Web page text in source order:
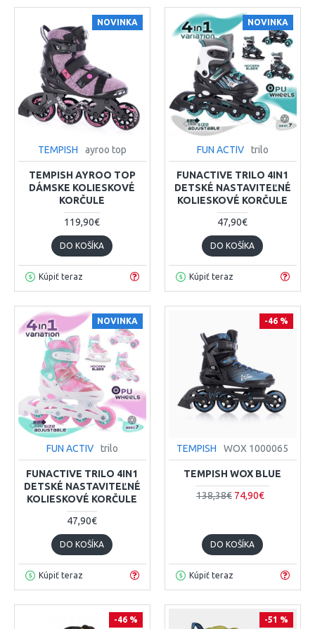
NOVINKA
TEMPISH ayroo top
TEMPISH AYROO TOP
DÁMSKE KOLIESKOVÉ
KORČULE
119,90€
DO KOŠÍKA
Kúpiť teraz
NOVINKA
FUN ACTIV trilo
FUNACTIVE TRILO 4IN1
DETSKÉ NASTAVITEĽNÉ
KOLIESKOVÉ KORČULE
47,90€
DO KOŠÍKA
Kúpiť teraz
NOVINKA
FUN ACTIV trilo
FUNACTIVE TRILO 4IN1
DETSKÉ NASTAVITEĽNÉ
KOLIESKOVÉ KORČULE
47,90€
DO KOŠÍKA
Kúpiť teraz
-46 %
TEMPISH WOX 1000065
TEMPISH WOX BLUE
138,38€ 74,90€
DO KOŠÍKA
Kúpiť teraz
-46 % -51 %